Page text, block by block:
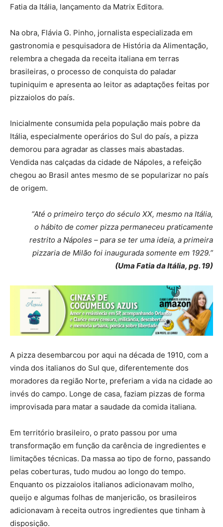
Fatia da Itália, lançamento da Matrix Editora.
Na obra, Flávia G. Pinho, jornalista especializada em
gastronomia e pesquisadora de História da Alimentação,
relembra a chegada da receita italiana em terras
brasileiras, o processo de conquista do paladar
tupiniquim e apresenta ao leitor as adaptações feitas por
pizzaiolos do país.
Inicialmente consumida pela população mais pobre da
Itália, especialmente operários do Sul do país, a pizza
demorou para agradar as classes mais abastadas.
Vendida nas calçadas da cidade de Nápoles, a refeição
chegou ao Brasil antes mesmo de se popularizar no país
de origem.
“Até o primeiro terço do século XX, mesmo na Itália,
o hábito de comer pizza permaneceu praticamente
restrito a Nápoles – para se ter uma ideia, a primeira
pizzaria de Milão foi inaugurada somente em 1929.”
(Uma Fatia da Itália, pg. 19)
A pizza desembarcou por aqui na década de 1910, com a
vinda dos italianos do Sul que, diferentemente dos
moradores da região Norte, preferiam a vida na cidade ao
invés do campo. Longe de casa, faziam pizzas de forma
improvisada para matar a saudade da comida italiana.
Em território brasileiro, o prato passou por uma
transformação em função da carência de ingredientes e
limitações técnicas. Da massa ao tipo de forno, passando
pelas coberturas, tudo mudou ao longo do tempo.
Enquanto os pizzaiolos italianos adicionavam molho,
queijo e algumas folhas de manjericão, os brasileiros
adicionavam à receita outros ingredientes que tinham à
disposição.